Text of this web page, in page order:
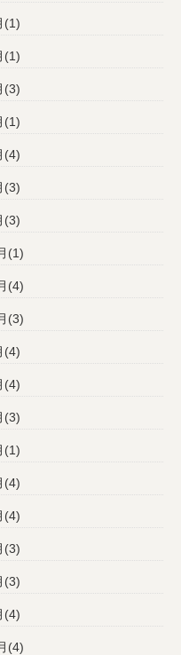
(1)
(1)
(3)
(1)
(4)
(3)
(3)
(1)
(4)
(3)
(4)
(4)
(3)
(1)
(4)
(4)
(3)
(3)
(4)
(4)